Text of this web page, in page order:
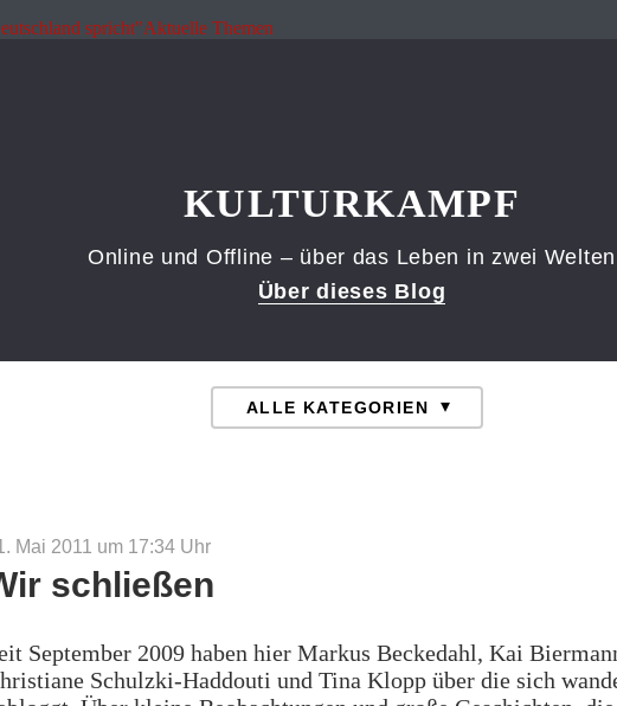
spricht"Aktuelle Themen
KULTURKAMPF
Online und Offline – über das Leben in zwei Welten
Über dieses Blog
Mai 2011 um 17:34 Uhr
schließen
September 2009 haben hier Markus Beckedahl, Kai
Schulzki-Haddouti und Tina Klopp über die sich